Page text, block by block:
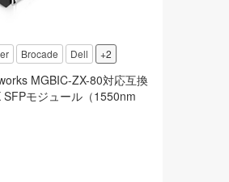
Brocade Dell +2
MGBIC-ZX-80対応互換
SFPモジュール（1550nm